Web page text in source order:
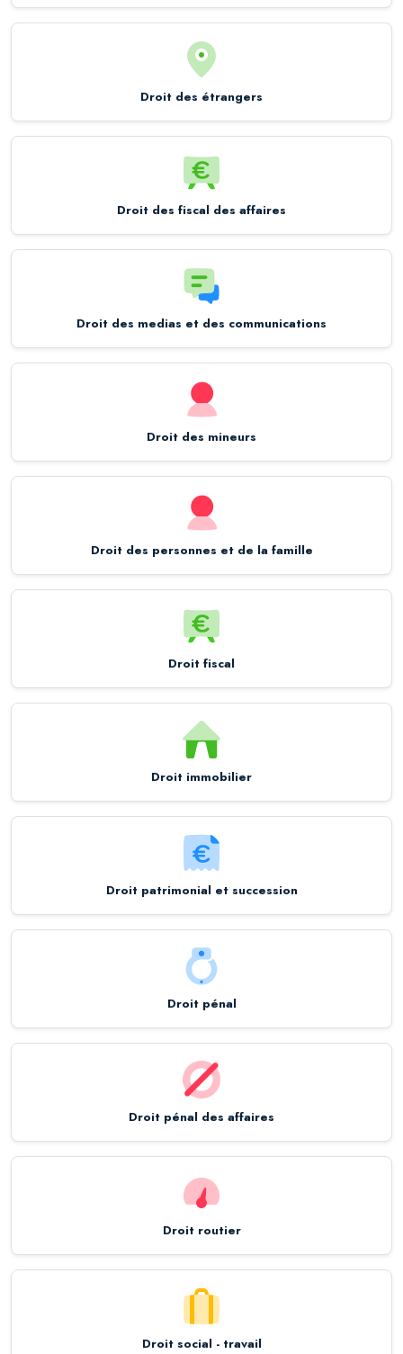
Droit des étrangers
Droit des fiscal des affaires
Droit des medias et des communications
Droit des mineurs
Droit des personnes et de la famille
Droit fiscal
Droit immobilier
Droit patrimonial et succession
Droit pénal
Droit pénal des affaires
Droit routier
Droit social - travail